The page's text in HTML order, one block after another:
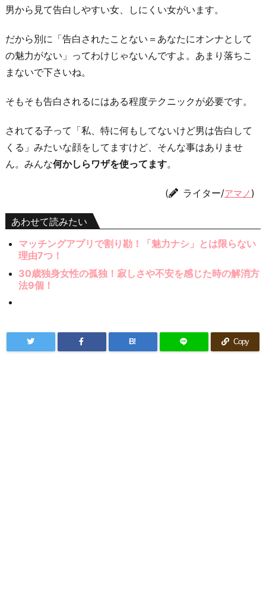
男から見て告白しやすい女、しにくい女がいます。
だから別に「告白されたことない＝あなたにオンナとして
の魅力がない」ってわけじゃないんですよ。あまり落ちこ
まないで下さいね。
そもそも告白されるにはある程度テクニックが必要です。
されてる子って「私、特に何もしてないけど男は告白して
くる」みたいな顔をしてますけど、そんな事はありませ
ん。みんな何かしらワザを使ってます。
( ライター/アマノ )
あわせて読みたい
マッチングアプリで割り勘！「魅力ナシ」とは限らない
理由7つ！
30歳独身女性の孤独！寂しさや不安を感じた時の解消方
法9個！
B! Copy